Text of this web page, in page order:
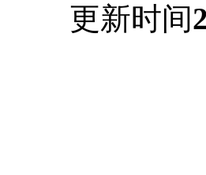
更新时间